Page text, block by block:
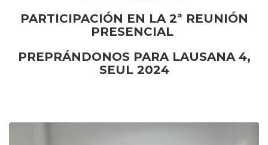
PARTICIPACIÓN EN LA 2ª REUNIÓN
PRESENCIAL
PREPRÁNDONOS PARA LAUSANA 4,
SEUL 2024